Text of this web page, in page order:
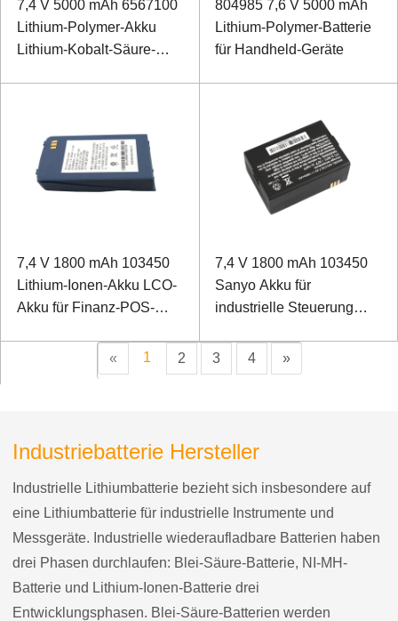
7,4 V 5000 mAh 6567100
Lithium-Polymer-Akku
Lithium-Kobalt-Säure-
804985 7,6 V 5000 mAh
Lithium-Polymer-Batterie
für Handheld-Geräte
7,4 V 1800 mAh 103450
Lithium-Ionen-Akku LCO-
Akku für Finanz-POS-
7,4 V 1800 mAh 103450
Sanyo Akku für
industrielle Steuerung
«
1 2 3 4 »
Industriebatterie Hersteller
Industrielle Lithiumbatterie bezieht sich insbesondere auf
eine Lithiumbatterie für industrielle Instrumente und
Messgeräte. Industrielle wiederaufladbare Batterien haben
drei Phasen durchlaufen: Blei-Säure-Batterie, NI-MH-
Batterie und Lithium-Ionen-Batterie drei
Entwicklungsphasen. Blei-Säure-Batterien werden